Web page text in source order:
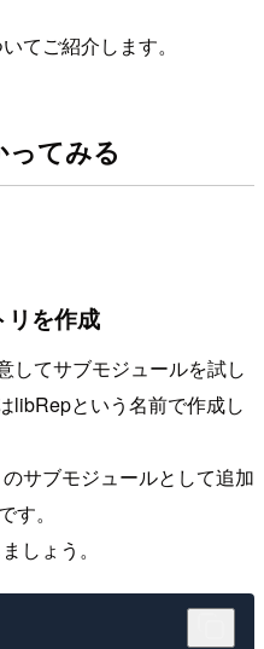
てご紹介します。
てみる
リを作成
してサブモジュールを試し
libRepという名前で作成し
サブモジュールとして追加
す。
しょう。